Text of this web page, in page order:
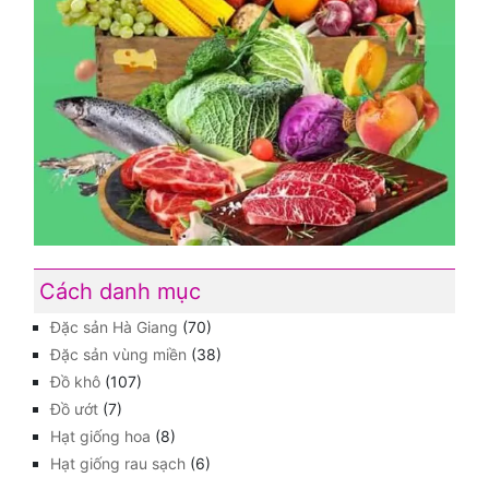
Cách danh mục
Đặc sản Hà Giang (70)
Đặc sản vùng miền (38)
Đồ khô (107)
Đồ ướt (7)
Hạt giống hoa (8)
Hạt giống rau sạch (6)